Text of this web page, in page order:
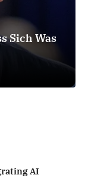
Sich Was
AI